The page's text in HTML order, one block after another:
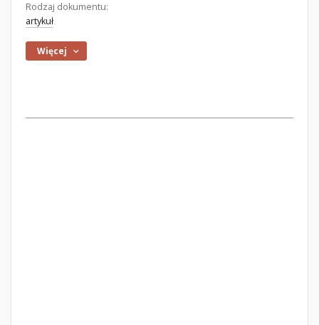
Rodzaj dokumentu:
artykuł
Więcej